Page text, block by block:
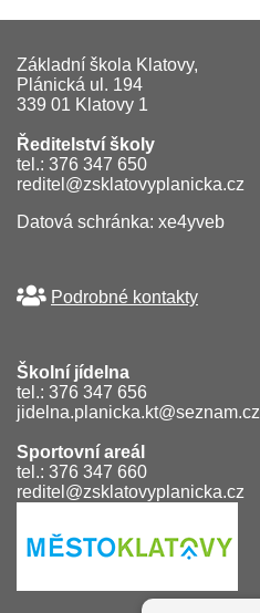
Základní škola Klatovy,
Plánická ul. 194
339 01 Klatovy 1
Ředitelství školy
tel.: 376 347 650
reditel@zsklatovyplanicka.cz
Datová schránka: xe4yveb
Podrobné kontakty
Školní jídelna
tel.: 376 347 656
jidelna.planicka.kt@seznam.cz
Sportovní areál
tel.: 376 347 660
reditel@zsklatovyplanicka.cz